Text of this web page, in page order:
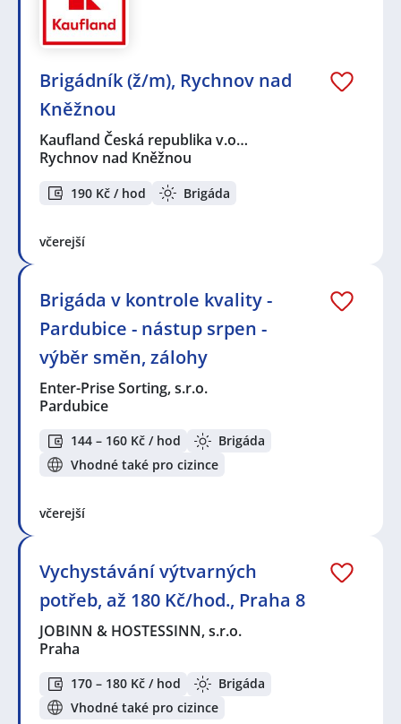
Brigádník (ž/m), Rychnov nad
Kněžnou
Kaufland Česká republika v.o…
Rychnov nad Kněžnou
190 Kč / hod Brigáda
včerejší
Brigáda v kontrole kvality -
Pardubice - nástup srpen -
výběr směn, zálohy
Enter-Prise Sorting, s.r.o.
Pardubice
144 – 160 Kč / hod
Brigáda
Vhodné také pro cizince
včerejší
Vychystávání výtvarných
potřeb, až 180 Kč/hod., Praha 8
JOBINN & HOSTESSINN, s.r.o.
Praha
170 – 180 Kč / hod
Brigáda
Vhodné také pro cizince